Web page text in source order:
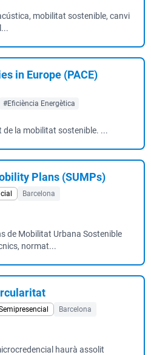
mobilitat sostenible, canvi
in Europe (PACE)
#Eficiència Energètica
de la mobilitat sostenible. ...
Plans (SUMPs)
Barcelona
de Mobilitat Urbana Sostenible
normat...
Barcelona
haurà assolit